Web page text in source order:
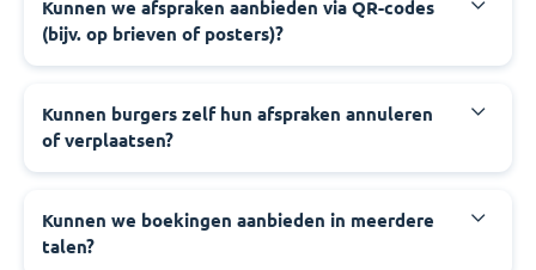
‍Kunnen we afspraken aanbieden via QR-codes
(bijv. op brieven of posters)?
‍Kunnen burgers zelf hun afspraken annuleren
of verplaatsen?
‍Kunnen we boekingen aanbieden in meerdere
talen?